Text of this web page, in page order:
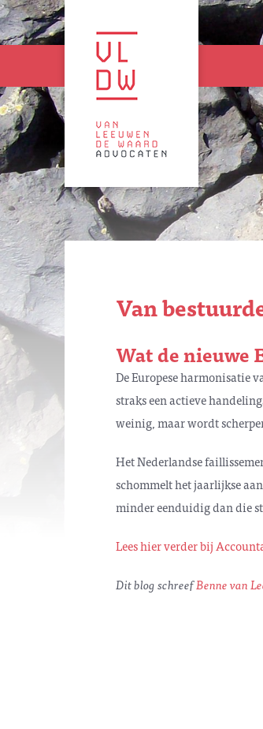
Van
Wat de nieuwe
De Europese harmonisatie
straks een actieve
weinig, maar wordt
Het Nederlandse
schommelt het jaarlijkse
minder eenduidig dan die
Lees hier verder bij
Dit blog schreefBenne van